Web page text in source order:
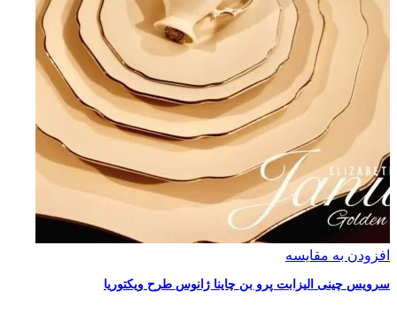
افزودن به مقایسه
سرویس چینی الیزابت پرو بن چاینا ژانوس طرح ویکتوریا